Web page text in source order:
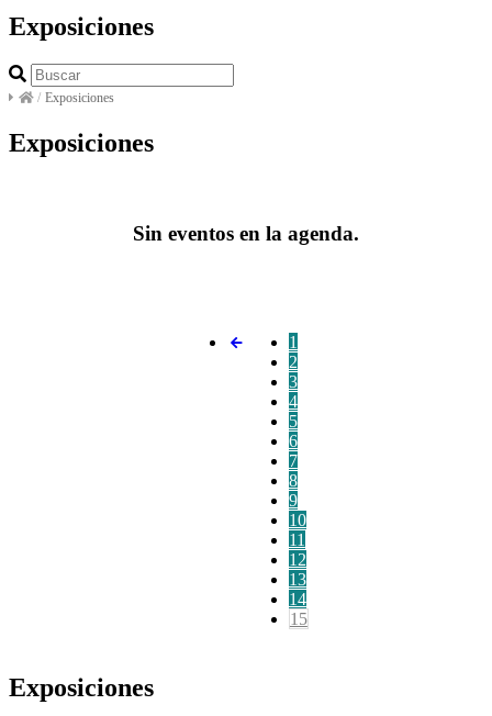
Exposiciones
/ Exposiciones
Exposiciones
Sin eventos en la agenda.
1
2
3
4
5
6
7
8
9
10
11
12
13
14
15
Exposiciones